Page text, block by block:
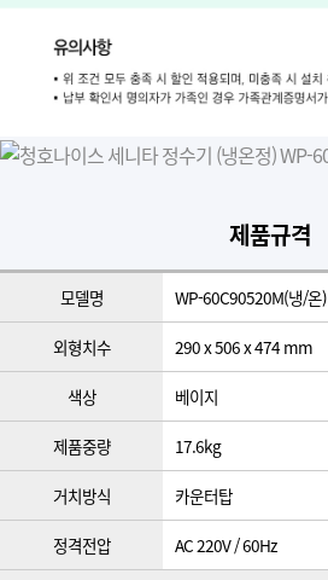
제품규격
모델명 WP-60C90520M(냉/온)
외형치수 290 x 506 x 474 mm
색상 베이지
제품중량 17.6kg
거치방식 카운터탑
정격전압 AC 220V / 60Hz